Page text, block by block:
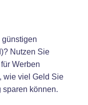
Nutzen Sie
Werben
wie viel Geld Sie
sparen können.